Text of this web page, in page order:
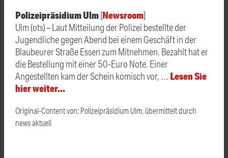
Polizeipräsidium Ulm[Newsroom]
Ulm (ots) – Laut Mitteilung der Polizei bestellte der
Jugendliche gegen Abend bei einem Geschäft in der
Blaubeurer Straße Essen zum Mitnehmen. Bezahlt hat er
die Bestellung mit einer 50-Euro Note. Einer
Angestellten kam der Schein komisch vor, … Lesen Sie
hier weiter…
Original-Content von: Polizeipräsidium Ulm, übermittelt durch
news aktuell